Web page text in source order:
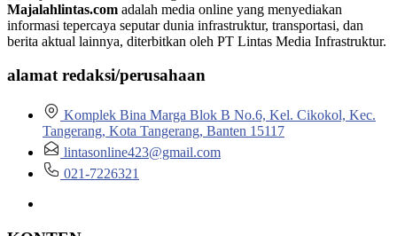
Majalahlintas.com adalah media online yang menyediakan
informasi tepercaya seputar dunia infrastruktur, transportasi, dan
berita aktual lainnya, diterbitkan oleh PT Lintas Media Infrastruktur.
alamat redaksi/perusahaan
Komplek Bina Marga Blok B No.6, Kel. Cikokol, Kec.
Tangerang, Kota Tangerang, Banten 15117
lintasonline423@gmail.com
021-7226321